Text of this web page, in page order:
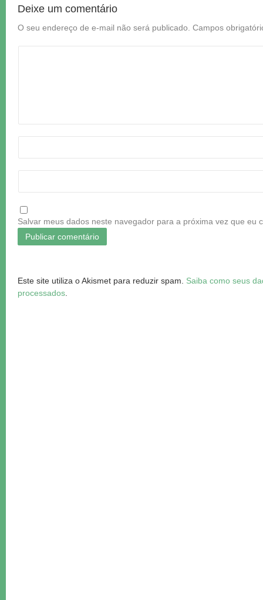
Deixe um comentário
O seu endereço de e-mail não será publicado. Campos
Salvar meus dados neste navegador para a próxima vez que eu
Este site utiliza o Akismet para reduzir spam. Saiba como seus
processados